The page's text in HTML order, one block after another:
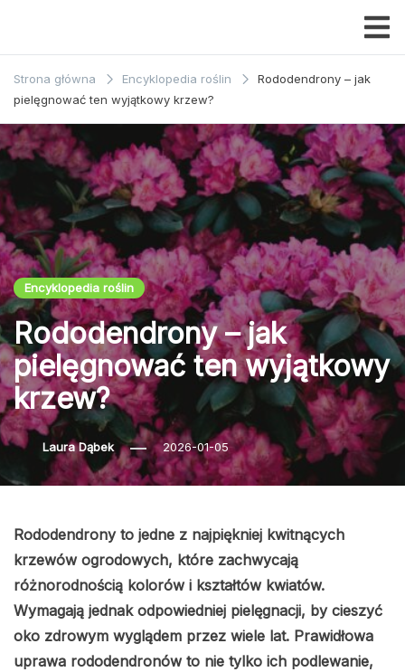
Dom i
ogrody
Strona główna Encyklopedia roślin
Rododendrony – jak
pielęgnować ten wyjątkowy krzew?
Encyklopedia roślin
Rododendrony – jak
pielęgnować ten wyjątkowy
krzew?
Laura Dąbek 2026-01-05
Rododendrony to jedne z najpiękniej kwitnących
krzewów ogrodowych, które zachwycają
różnorodnością kolorów i kształtów kwiatów.
Wymagają jednak odpowiedniej pielęgnacji, by cieszyć
oko zdrowym wyglądem przez wiele lat. Prawidłowa
uprawa rododendronów to nie tylko ich podlewanie,